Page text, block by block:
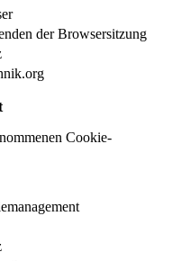
der Browsersitzung
Cookie-